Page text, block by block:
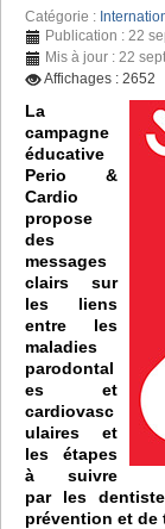
Catégorie :
Publication : 22
Mis à jour : 22
Affichages : 2652
La
campagne
éducative
Perio &
Cardio
propose
des
messages
clairs sur
les liens
entre les
maladies
parodontal
es et
cardiovasc
ulaires et
les étapes
à suivre
par les
prévention et de